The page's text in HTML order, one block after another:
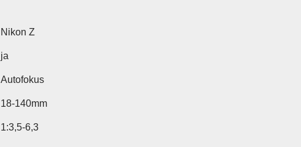
Nikon Z
ja
Autofokus
18-140mm
1:3,5-6,3